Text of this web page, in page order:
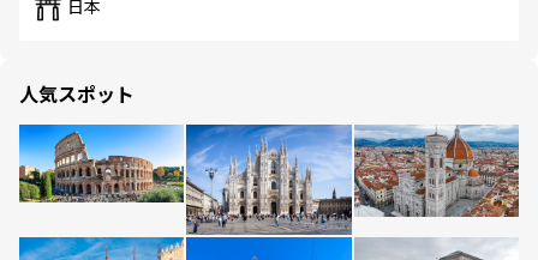
日本
人気スポット